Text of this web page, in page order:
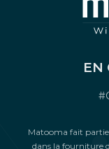
EN
Matooma fait
dans la fourniture